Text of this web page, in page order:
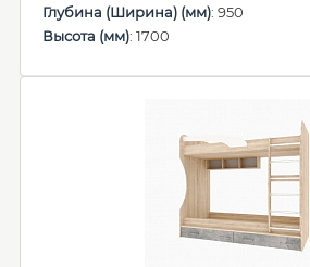
Глубина (Ширина) (мм): 950
Высота (мм): 1700